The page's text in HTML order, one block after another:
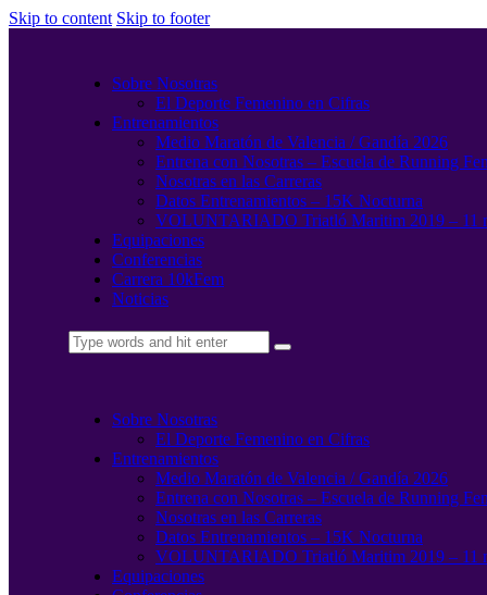
Skip to content Skip to footer
Sobre Nosotras
El Deporte Femenino en Cifras
Entrenamientos
Medio Maratón de Valencia / Gandía 2026
Entrena con Nosotras – Escuela de Running
Nosotras en las Carreras
Datos Entrenamientos – 15K Nocturna
VOLUNTARIADO Triatló Maritim 2019 – 11
Equipaciones
Conferencias
Carrera 10kFem
Noticias
Sobre Nosotras
El Deporte Femenino en Cifras
Entrenamientos
Medio Maratón de Valencia / Gandía 2026
Entrena con Nosotras – Escuela de Running
Nosotras en las Carreras
Datos Entrenamientos – 15K Nocturna
VOLUNTARIADO Triatló Maritim 2019 – 11
Equipaciones